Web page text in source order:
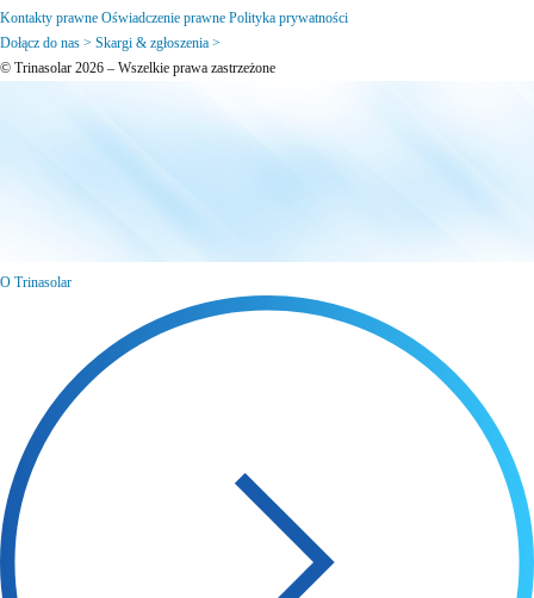
Kontakty prawne Oświadczenie prawne Polityka prywatności
Dołącz do nas > Skargi & zgłoszenia >
© Trinasolar 2026 – Wszelkie prawa zastrzeżone
O Trinasolar